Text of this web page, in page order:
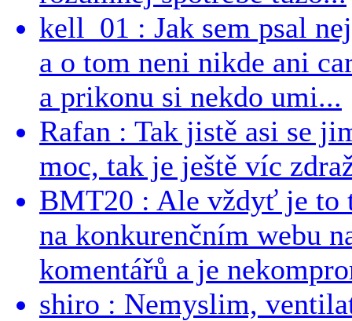
kell_01 : Jak sem psal
a o tom neni nikde ani
a prikonu si nekdo umi...
Rafan : Tak jistě asi se
moc, tak je ještě víc
BMT20 : Ale vždyť je to
na konkurenčním webu
komentářů a je
shiro : Nemyslim,